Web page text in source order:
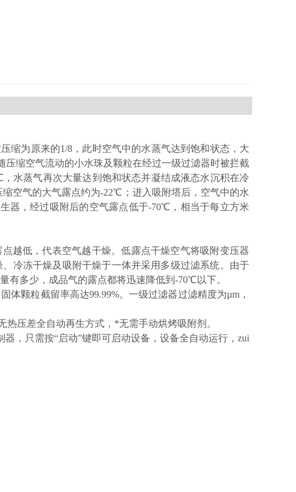
缩为原来的1/8，此时空气中的水蒸气达到饱和状态，大
缩空气流动的小水珠及颗粒在经过一级过滤器时被拦截
水蒸气再次大量达到饱和状态并凝结成液态水沉积在冷
空气的大气露点约为-22℃；进入吸附塔后，空气中的水
器，经过吸附后的空气露点低于-70℃，相当于每立方米
越低，代表空气越干燥。低露点干燥空气将吸附变压器
冷冻干燥及吸附干燥于一体并采用多级过滤系统。由于
有多少，成品气的露点都将迅速降低到-70℃以下。
体颗粒截留率高达99.99%。一级过滤器过滤精度为µm，
压差全自动再生方式，*无需手动烘烤吸附剂。
，只需按“启动”键即可启动设备，设备全自动运行，zui